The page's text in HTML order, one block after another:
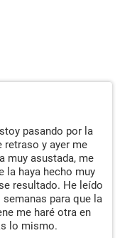
pasando por la
retraso y ayer me
muy asustada, me
la haya hecho muy
resultado. He leído
para que la
me haré otra en
lo mismo.